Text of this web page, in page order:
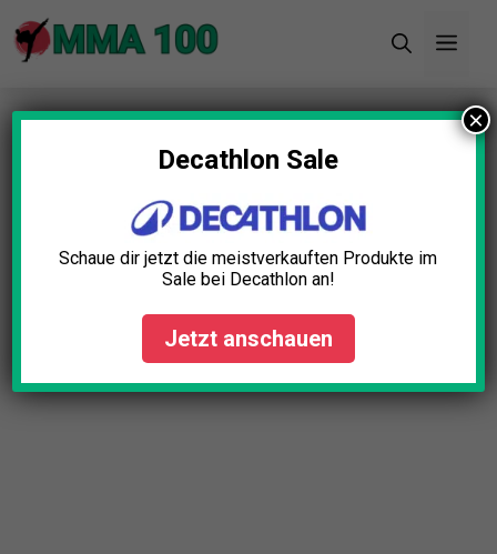
Inhalt
Startseite»Blog»Boxbirne Test: Die 5 besten
Boxbirne Test: Die 5 besten
(Bestenliste)
April 23, 2025
Decathlon Sale
Schaue dir jetzt die meistverkauften Produkte im
Sale bei Decathlon an!
Jetzt anschauen
×